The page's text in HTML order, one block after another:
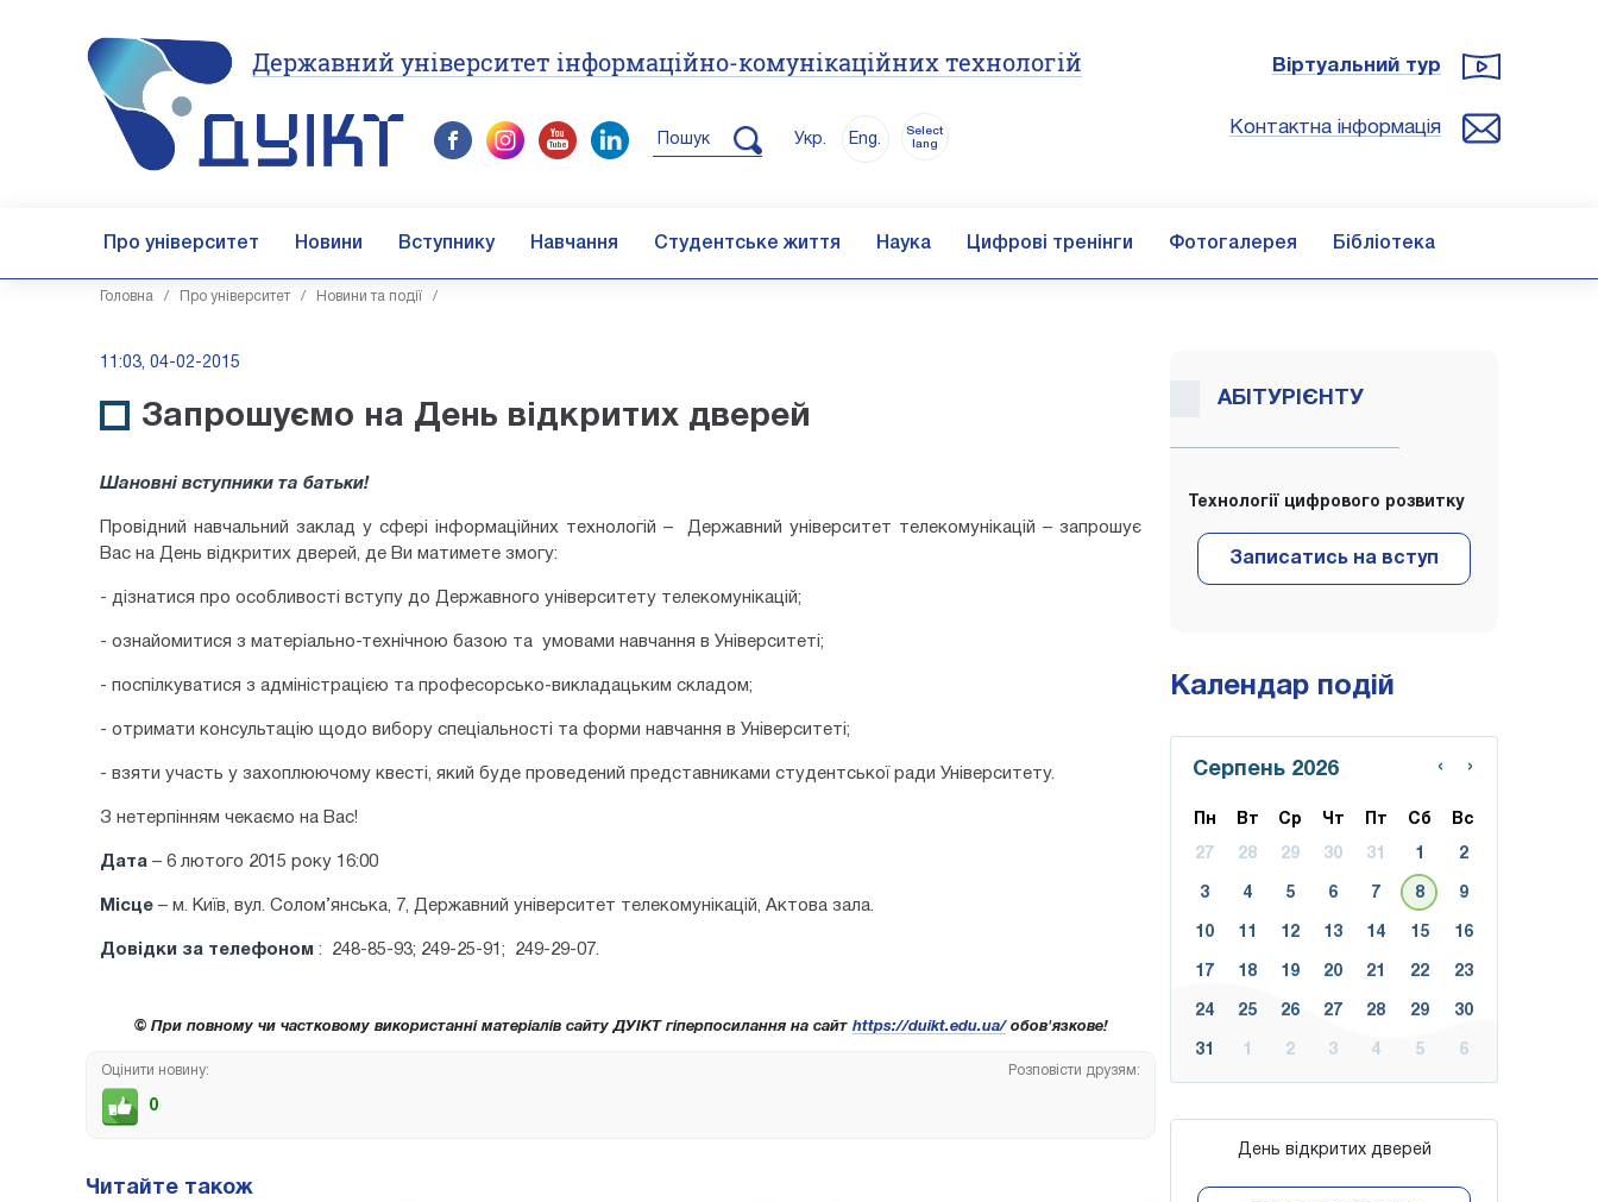
Державний університет інформаційно-комунікаційних технологій
Пошук Укр. Eng.
Select
lang
Віртуальний тур
Контактна інформація
Про університет Новини Вступнику Навчання Студентське життя Наука Цифрові тренінги Фотогалерея Бібліотека
Головна / Про університет/ Новини та події /
11:03, 04-02-2015
Запрошуємо на День відкритих дверей
Шановні вступники та батьки!
Провідний навчальний заклад у сфері інформаційних технологій – Державний університет телекомунікацій – запрошує
Вас на День відкритих дверей, де Ви матимете змогу:
- дізнатися про особливості вступу до Державного університету телекомунікацій;
- ознайомитися з матеріально-технічною базою та умовами навчання в Університеті;
- поспілкуватися з адміністрацією та професорсько-викладацьким складом;
- отримати консультацію щодо вибору спеціальності та форми навчання в Університеті;
- взяти участь у захоплюючому квесті, який буде проведений представниками студентської ради Університету.
З нетерпінням чекаємо на Вас!
Дата – 6 лютого 2015 року 16:00
Місце – м. Київ, вул. Солом’янська, 7, Державний університет телекомунікацій, Актова зала.
Довідки за телефоном : 248-85-93; 249-25-91; 249-29-07.
© При повному чи частковому використанні матеріалів сайту ДУІКТ гіперпосилання на сайт https://duikt.edu.ua/обов'язкове!
Оцінити новину:
0
Розповісти друзям:
Читайте також
АБІТУРІЄНТУ
Технології цифрового розвитку
Календар подій
›
‹
Серпень 2026
Пн Вт Ср Чт Пт Сб Вс
27 28 29 30 31 1 2
3 4 5 6 7 8 9
10 11 12 13 14 15 16
17 18 19 20 21 22 23
24 25 26 27 28 29 30
31 1 2 3 4 5 6
День відкритих дверей